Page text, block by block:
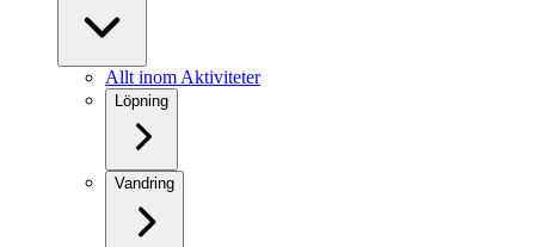
Allt inom Aktiviteter
Löpning
Vandring